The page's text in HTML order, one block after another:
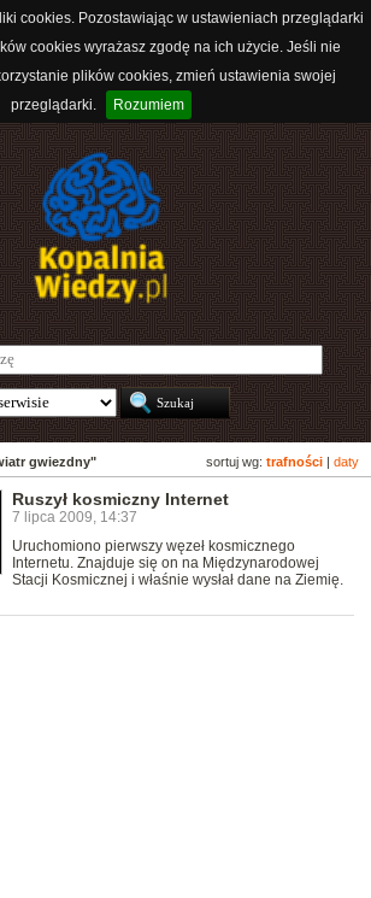
cookies. Pozostawiając w ustawieniach przeglądarki
cookies wyrażasz zgodę na ich użycie. Jeśli nie
plików cookies, zmień ustawienia swojej
przeglądarki.
Rozumiem
sortuj wg: trafności daty
gwiezdny"
Ruszył kosmiczny Internet
7 lipca 2009, 14:37
Uruchomiono pierwszy węzeł kosmicznego
Internetu. Znajduje się on na Międzynarodowej
Stacji Kosmicznej i właśnie wysłał dane na Ziemię.